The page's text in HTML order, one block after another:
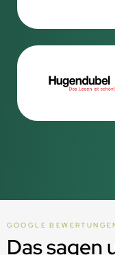
GOOGLE
Das sagen